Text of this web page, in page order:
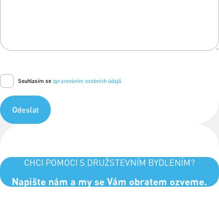
Souhlasím se zpracováním osobních údajů
Odeslat
CHCI POMOCI S DRUŽSTEVNÍM BYDLENÍM?
Napište nám a my se Vám obratem ozveme.